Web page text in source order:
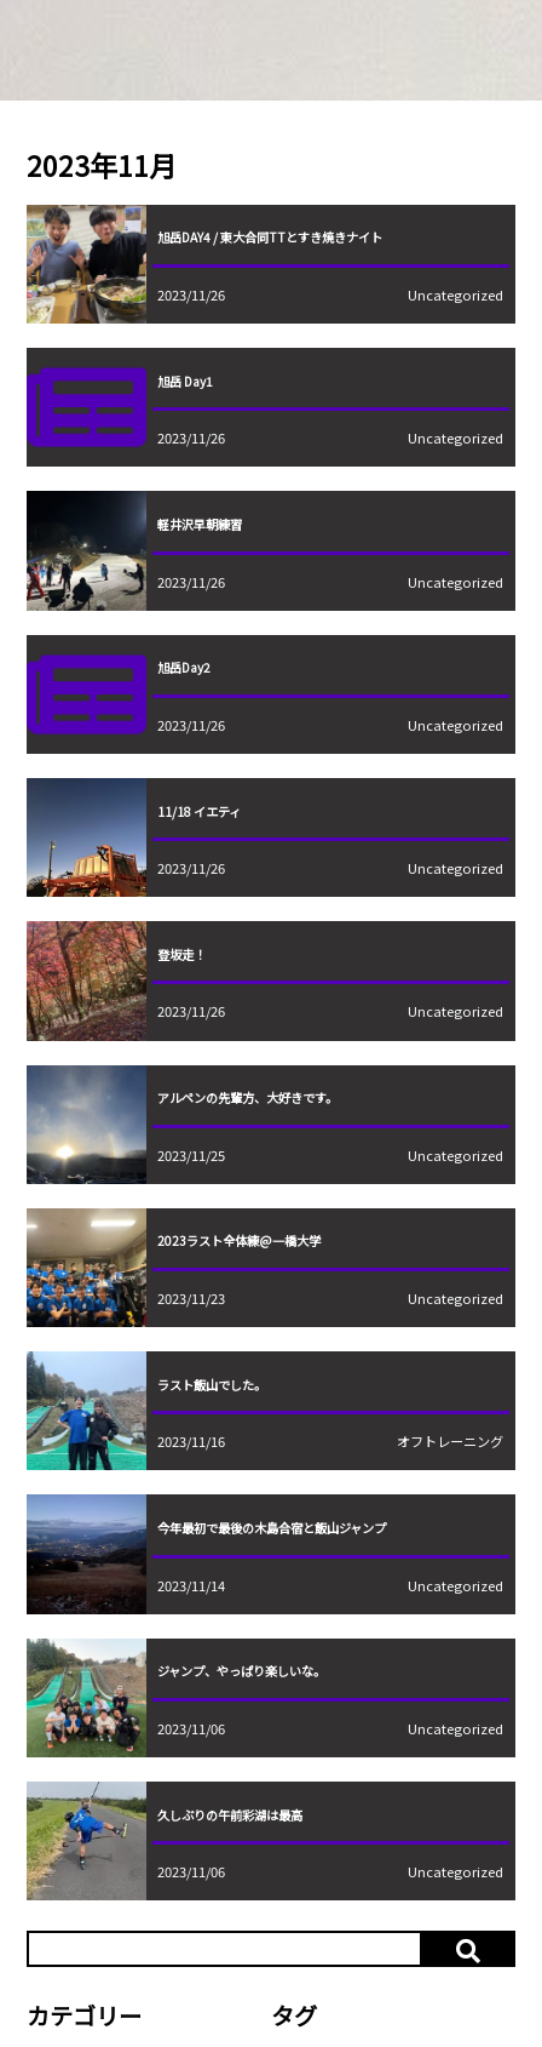
2023年11月
旭岳DAY4 / 東大合同TTとすき焼きナイト
2023/11/26 Uncategorized
旭岳 Day1
2023/11/26 Uncategorized
軽井沢早朝練習
2023/11/26 Uncategorized
旭岳Day2
2023/11/26 Uncategorized
11/18 イエティ
2023/11/26 Uncategorized
登坂走！
2023/11/26 Uncategorized
アルペンの先輩方、大好きです。
2023/11/25 Uncategorized
2023ラスト全体練@一橋大学
2023/11/23 Uncategorized
ラスト飯山でした。
2023/11/16 オフトレーニング
今年最初で最後の木島合宿と飯山ジャンプ
2023/11/14 Uncategorized
ジャンプ、やっぱり楽しいな。
2023/11/06 Uncategorized
久しぶりの午前彩湖は最高
2023/11/06 Uncategorized
カテゴリー タグ